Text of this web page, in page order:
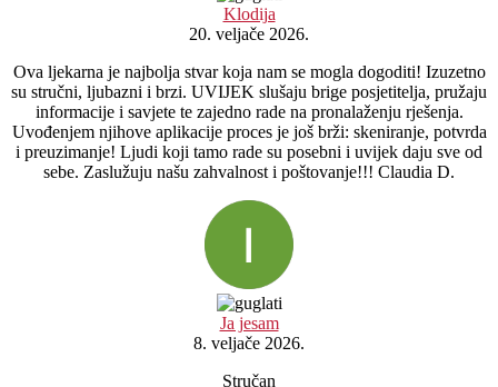
Klodija
20. veljače 2026.
Ova ljekarna je najbolja stvar koja nam se mogla dogoditi! Izuzetno
su stručni, ljubazni i brzi. UVIJEK slušaju brige posjetitelja, pružaju
informacije i savjete te zajedno rade na pronalaženju rješenja.
Uvođenjem njihove aplikacije proces je još brži: skeniranje, potvrda
i preuzimanje! Ljudi koji tamo rade su posebni i uvijek daju sve od
sebe. Zaslužuju našu zahvalnost i poštovanje!!! Claudia D.
Ja jesam
8. veljače 2026.
Stručan